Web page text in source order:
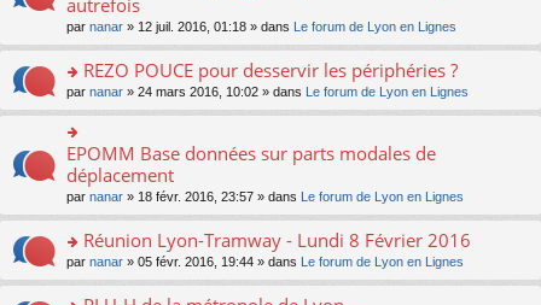
e
nt
u
s
e
nt
lu
le
pl
u
s
c
nt
e
n
o
lu
le
pl
u
s
ré
e
a
e
n
o
n
lu
le
pl
u
s
ré
e
le
m
e
s
a
e
n
o
n
pl
u
s
ré
ult
er
le
m
e
s
s
a
g
e
n
o
lu
le
autrefois
par nanar » 12 juil. 2016, 01:18 » dans Le forum de Lyon en Lignes
o
n
s
ult
er
le
m
e
s
a
REZO POUCE pour desservir les périphéries ?
par nanar » 24 mars 2016, 10:02 » dans Le forum de Lyon en Lignes
o
n
ult
er
le
m
e
EPOMM Base données sur parts modales de
déplacement
par nanar » 18 févr. 2016, 23:57 » dans Le forum de Lyon en Lignes
o
n
Réunion Lyon-Tramway - Lundi 8 Février 2016
par nanar » 05 févr. 2016, 19:44 » dans Le forum de Lyon en Lignes